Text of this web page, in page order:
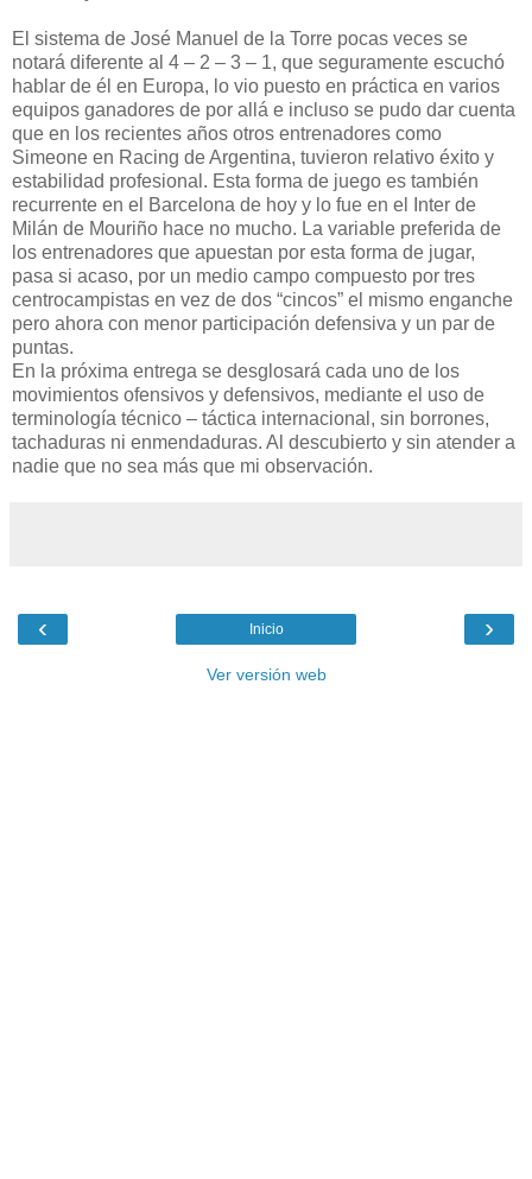
El sistema de José Manuel de la Torre pocas veces se
notará diferente al 4 – 2 – 3 – 1, que seguramente escuchó
hablar de él en Europa, lo vio puesto en práctica en varios
equipos ganadores de por allá e incluso se pudo dar cuenta
que en los recientes años otros entrenadores como
Simeone en Racing de Argentina, tuvieron relativo éxito y
estabilidad profesional. Esta forma de juego es también
recurrente en el Barcelona de hoy y lo fue en el Inter de
Milán de Mouriño hace no mucho. La variable preferida de
los entrenadores que apuestan por esta forma de jugar,
pasa si acaso, por un medio campo compuesto por tres
centrocampistas en vez de dos “cincos” el mismo enganche
pero ahora con menor participación defensiva y un par de
puntas.
En la próxima entrega se desglosará cada uno de los
movimientos ofensivos y defensivos, mediante el uso de
terminología técnico – táctica internacional, sin borrones,
tachaduras ni enmendaduras. Al descubierto y sin atender a
nadie que no sea más que mi observación.
‹ ›
Inicio
Ver versión web